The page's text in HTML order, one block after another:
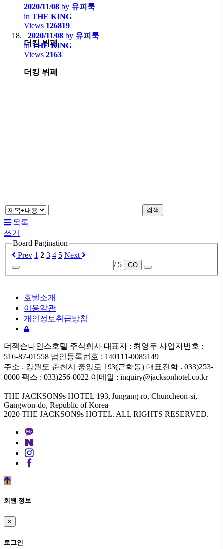
2020/11/08 by 유피룩
in THE KING
Views 126819
더킹 뷔페
2020/11/08 by 유피룩
inTHE KING
Views 2163
더킹 뷔페
검색
목록
쓰기
Board Pagination
Prev 1 2 3 4 5 Next
/ 5
GO
호텔소개
이용약관
개인정보취급방침
더잭슨나인스호텔 주식회사 대표자 : 최영두 사업자번호 :
516-87-01558 법인등록번호 : 140111-0085149
주소 : 강원도 춘천시 중앙로 193(근화동) 대표전화 : 033)253-
0000 팩스 : 033)256-0022 이메일 : inquiry@jacksonhotel.co.kr
THE JACKSON9s HOTEL 193, Jungang-ro, Chuncheon-si,
Gangwon-do, Republic of Korea
2020 THE JACKSON9s HOTEL. ALL RIGHTS RESERVED.
©
ALL
RESERVED.
회원 정보
×
로그인